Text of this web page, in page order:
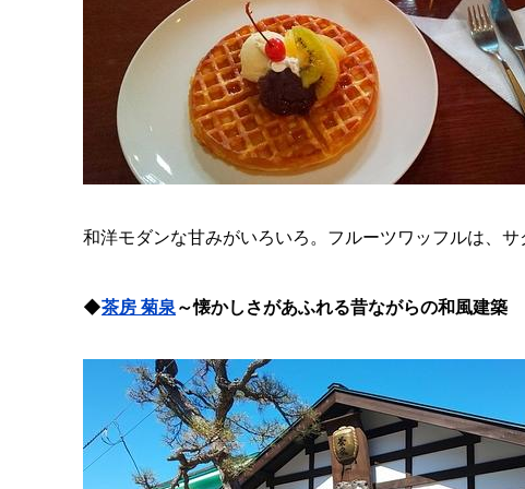
和洋モダンな甘みがいろいろ。フルーツワッフルは、
◆茶房 菊泉～懐かしさがあふれる昔ながらの和風建築